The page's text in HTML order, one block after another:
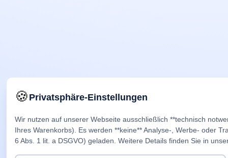
🍪Privatsphäre-Einstellungen
Wir nutzen auf unserer Webseite ausschließlich **technisch
Ihres Warenkorbs). Es werden **keine** Analyse-, Werbe- oder
6 Abs. 1 lit. a DSGVO) geladen. Weitere Details finden Sie in